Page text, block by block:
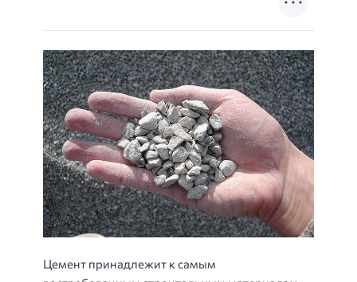
Цемент принадлежит к самым